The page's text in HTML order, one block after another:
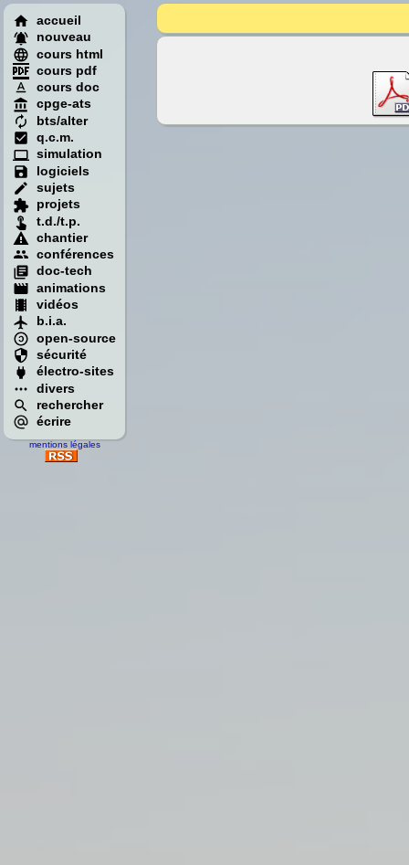
accueil
nouveau
cours html
cours pdf
cours doc
cpge-ats
bts/alter
q.c.m.
simulation
logiciels
sujets
projets
t.d./t.p.
chantier
conférences
doc-tech
animations
vidéos
b.i.a.
open-source
sécurité
électro-sites
divers
rechercher
écrire
mentions légales